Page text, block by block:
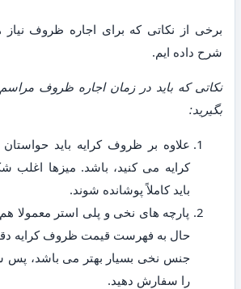
برخی از نکاتی که برای اجاره ظروف نیاز
شرح داده ایم.
نکاتی که باید در زمان اجاره ظروف
بگیرید:
علاوه بر ظروف کرایه باید
کرایه می کنید، باشد. میزها اغلب
باید کاملاً پوشانده شوند.
پارچه های نخی و پلی استر معمولا
حال به فهرست قیمت ظروف کرایه
جنس نخی بسیار بهتر می باشد،
را سفارش دهید.